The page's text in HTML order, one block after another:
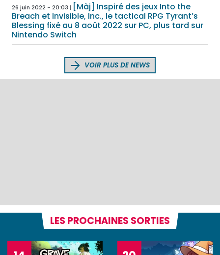
26 juin 2022 - 20:03
[Màj] Inspiré des jeux Into the
Breach et Invisible, Inc., le tactical RPG Tyrant’s
Blessing fixé au 8 août 2022 sur PC, plus tard sur
Nintendo Switch
VOIR PLUS DE NEWS
LES PROCHAINES SORTIES